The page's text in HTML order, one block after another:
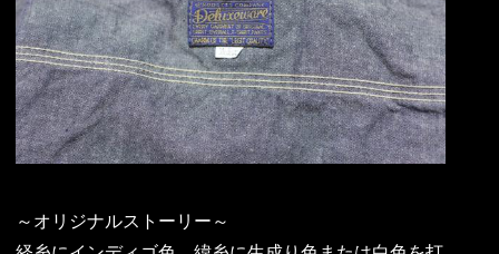
～オリジナルストーリー～